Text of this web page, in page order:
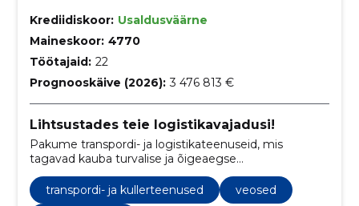
Krediidiskoor: Usaldusväärne
Maineskoor: 4770
Töötajaid: 22
Prognooskäive (2026): 3 476 813 €
Lihtsustades teie logistikavajadusi!
Pakume transpordi- ja logistikateenuseid, mis
tagavad kauba turvalise ja õigeaegse
kohalejõudmise.
transpordi- ja kullerteenused
veosed